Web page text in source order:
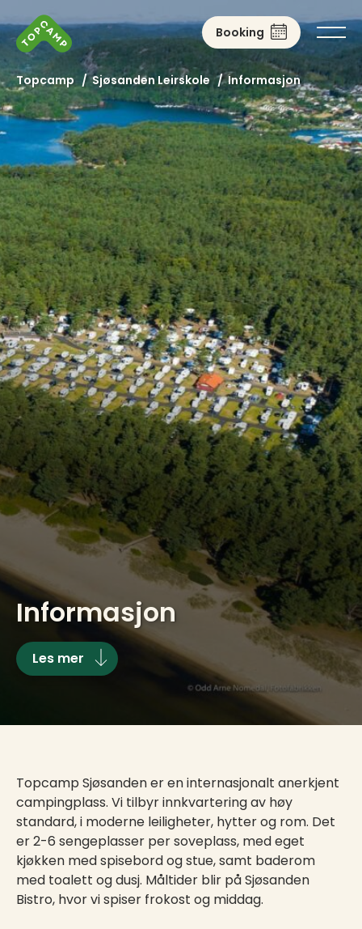
Booking
Topcamp /Sjøsanden Leirskole/Informasjon
Informasjon
Les mer
Topcamp Sjøsanden er en internasjonalt anerkjent
campingplass. Vi tilbyr innkvartering av høy
standard, i moderne leiligheter, hytter og rom. Det
er 2-6 sengeplasser per soveplass, med eget
kjøkken med spisebord og stue, samt baderom
med toalett og dusj. Måltider blir på Sjøsanden
Bistro, hvor vi spiser frokost og middag.